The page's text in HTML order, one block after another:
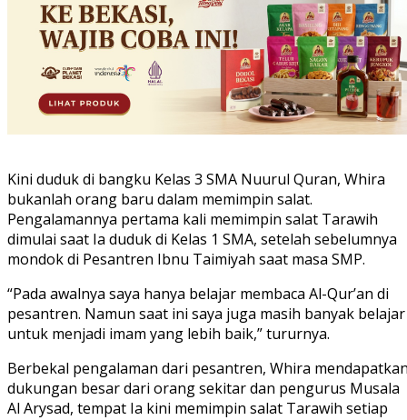
Kini duduk di bangku Kelas 3 SMA Nuurul Quran, Whira
bukanlah orang baru dalam memimpin salat.
Pengalamannya pertama kali memimpin salat Tarawih
dimulai saat Ia duduk di Kelas 1 SMA, setelah sebelumnya
mondok di Pesantren Ibnu Taimiyah saat masa SMP.
“Pada awalnya saya hanya belajar membaca Al-Qur’an di
pesantren. Namun saat ini saya juga masih banyak belajar
untuk menjadi imam yang lebih baik,” tururnya.
Berbekal pengalaman dari pesantren, Whira
dukungan besar dari orang sekitar dan pengurus Musala
Al Arysad, tempat Ia kini memimpin salat Tarawih setiap